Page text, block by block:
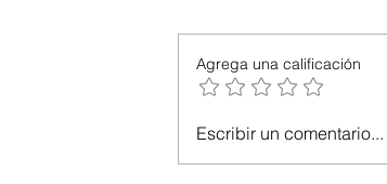
Agrega una calificación
Escribir un comentario...